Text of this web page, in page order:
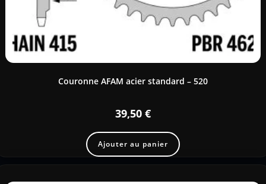
Couronne AFAM acier standard – 520
39,50 €
Ajouter au panier